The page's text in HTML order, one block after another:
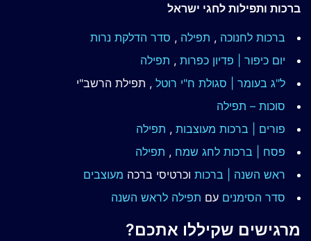
ברכות ותפילות לחגי ישראל
ברכות לחנוכה , תפילה , סדר הדלקת נרות
יום כיפור | פדיון כפרות , תפילה
ל"ג בעומר | סגולת ח"י רוטל , תפילת הרשב"י
סוכות – תפילה
פורים | ברכות מעוצבות , תפילה
פסח | ברכות לחג שמח , תפילה
ראש השנה | ברכות וכרטיסי ברכה מעוצבים
סדר הסימנים עם תפילה לראש השנה
מרגישים שקיללו אתכם?